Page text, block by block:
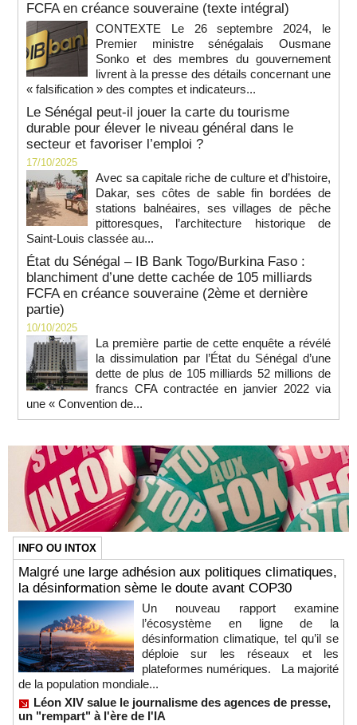
FCFA en créance souveraine (texte intégral)
CONTEXTE Le 26 septembre 2024, le
Premier ministre sénégalais Ousmane
Sonko et des membres du gouvernement
livrent à la presse des détails concernant une
« falsification » des comptes et indicateurs...
Le Sénégal peut-il jouer la carte du tourisme
durable pour élever le niveau général dans le
secteur et favoriser l’emploi ?
17/10/2025
Avec sa capitale riche de culture et d’histoire,
Dakar, ses côtes de sable fin bordées de
stations balnéaires, ses villages de pêche
pittoresques, l’architecture historique de
Saint-Louis classée au...
État du Sénégal – IB Bank Togo/Burkina Faso :
blanchiment d’une dette cachée de 105 milliards
FCFA en créance souveraine (2ème et dernière
partie)
10/10/2025
La première partie de cette enquête a révélé
la dissimulation par l’État du Sénégal d’une
dette de plus de 105 milliards 52 millions de
francs CFA contractée en janvier 2022 via
une « Convention de...
INFO OU INTOX
Malgré une large adhésion aux politiques climatiques,
la désinformation sème le doute avant COP30
Un nouveau rapport examine
l’écosystème en ligne de la
désinformation climatique, tel qu’il se
déploie sur les réseaux et les
plateformes numériques. La majorité
de la population mondiale...
Léon XIV salue le journalisme des agences de presse,
un "rempart" à l'ère de l'IA